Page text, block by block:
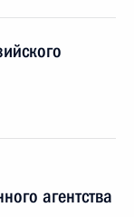
агентства